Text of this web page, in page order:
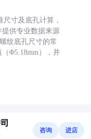
寸及底孔计算，
供专业数据来源
纹底孔尺寸的常
Φ5.18mm），并
咨询 进店